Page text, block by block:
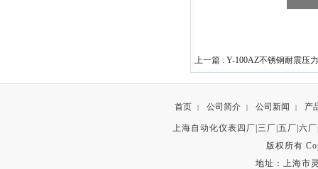
上一篇 : Y-100AZ不锈钢耐震压
首页 | 公司简介 | 公司新闻 | 产
上海自动化仪表四厂|三厂|五厂|六
版权所有
地址：上海市